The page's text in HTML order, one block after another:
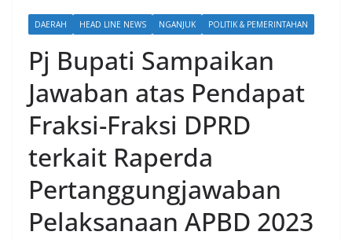
DAERAH HEAD LINE NEWS NGANJUK POLITIK & PEMERINTAHAN
Pj Bupati Sampaikan
Jawaban atas Pendapat
Fraksi-Fraksi DPRD
terkait Raperda
Pertanggungjawaban
Pelaksanaan APBD 2023